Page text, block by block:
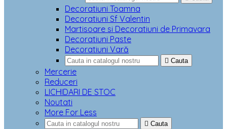
Decoratiuni Toamna
Decoratiuni Sf Valentin
Martisoare si Decoratiuni de Primavara
Decoratiuni Paste
Decoratiuni Vară
 Cauta
Mercerie
Reduceri
LICHIDARI DE STOC
Noutati
More For Less
 Cauta